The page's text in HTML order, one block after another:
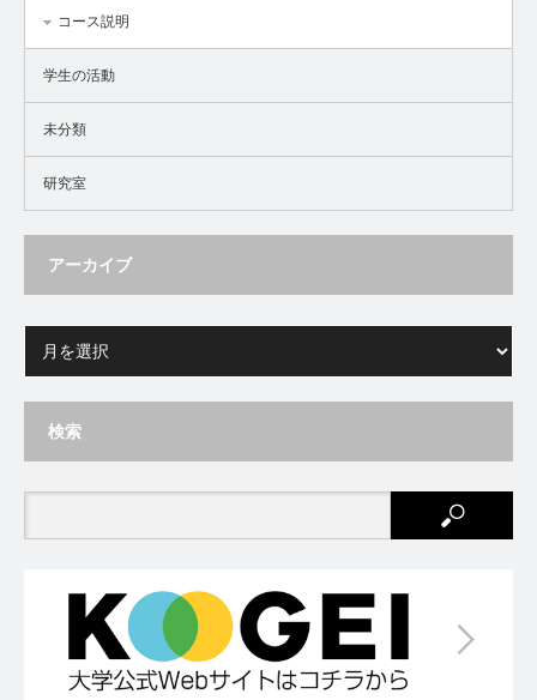
コース説明
学生の活動
未分類
研究室
アーカイブ
検索